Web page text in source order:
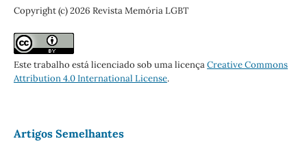
Copyright (c) 2026 Revista Memória LGBT
Este trabalho está licenciado sob uma licençaCreative Commons
Attribution 4.0 International License.
Artigos Semelhantes